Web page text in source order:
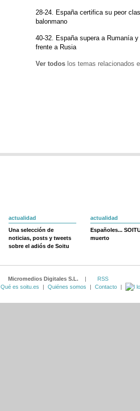
28-24. España certifica su peor
balonmano
40-32. España supera a Rumanía
frente a Rusia
Ver todos los temas relacionados
actualidad
Una selección de
noticias, posts y tweets
sobre el adiós de Soitu
actualidad
Españoles...
muerto
Micromedios Digitales S.L. |
RSS
Qué es soitu.es
| Quiénes somos | Contacto |